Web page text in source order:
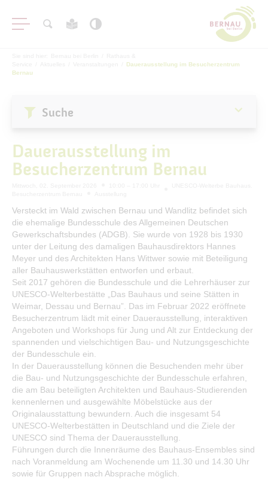
Stadtnachrichten
Veranstaltungen
Amtsblatt
Haushalt
Öffentliche Auslegungen
Bürgerservice
Bürgerinformation
Stadtverwaltung
Dauerausstellung im Besucherzentrum
Bernau
Dauerausstellung im
Besucherzentrum Bernau
Versteckt im Wald zwischen Bernau und Wandlitz befindet sich
die ehemalige Bundesschule des Allgemeinen Deutschen
Gewerkschaftsbundes (ADGB). Sie wurde von 1928 bis 1930
unter der Leitung des damaligen Bauhausdirektors Hannes
Meyer und des Architekten Hans Wittwer sowie mit Beteiligung
aller Bauhauswerkstätten entworfen und erbaut.
Seit 2017 gehören die Bundesschule und die Lehrerhäuser zur
UNESCO-Welterbestätte „Das Bauhaus und seine Stätten in
Weimar, Dessau und Bernau”. Das im Februar 2022 eröffnete
Besucherzentrum lädt mit einer Dauerausstellung, interaktiven
Angeboten und Workshops für Jung und Alt zur Entdeckung der
spannenden und vielschichtigen Bau- und Nutzungsgeschichte
der Bundesschule ein.
In der Dauerausstellung können die Besuchenden mehr über
die Bau- und Nutzungsgeschichte der Bundesschule erfahren,
die am Bau beteiligten Architekten und Bauhaus-Studierenden
kennenlernen und ausgewählte Möbelstücke aus der
Originalausstattung bewundern. Auch die insgesamt 54
UNESCO-Welterbestätten in Deutschland und die Ziele der
UNESCO sind Thema der Dauerausstellung.
Führungen durch die Innenräume des Bauhaus-Ensembles sind
nach Voranmeldung am Wochenende um 11.30 und 14.30 Uhr
sowie für Gruppen nach Absprache möglich.
Suche